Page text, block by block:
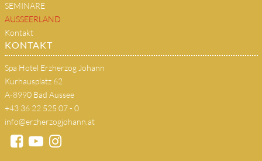
SEMINARE
AUSSEERLAND
Kontakt
KONTAKT
Spa Hotel Erzherzog Johann
Kurhausplatz 62
A-8990 Bad Aussee
+43 36 22 525 07 - 0
info@erzherzogjohann.at